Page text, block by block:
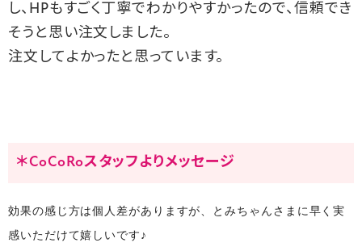
し、HPもすごく丁寧でわかりやすかったので、信頼でき
そうと思い注文しました。
注文してよかったと思っています。
＊CoCoRoスタッフよりメッセージ
効果の感じ方は個人差がありますが、
とみちゃんさまに早く実
感いただけて嬉しいです♪